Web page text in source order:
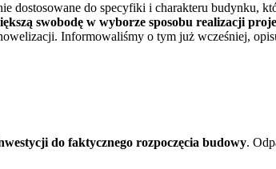
dostosowane do specyfiki i charakteru budynku,
swobodę w wyborze sposobu realizacji
Informowaliśmy o tym już wcześniej,
do faktycznego rozpoczęcia budowy.